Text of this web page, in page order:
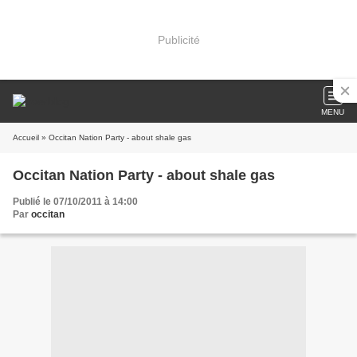
Publicité
MENU
Accueil » Occitan Nation Party - about shale gas
Occitan Nation Party - about shale gas
Publié le 07/10/2011 à 14:00
Par occitan